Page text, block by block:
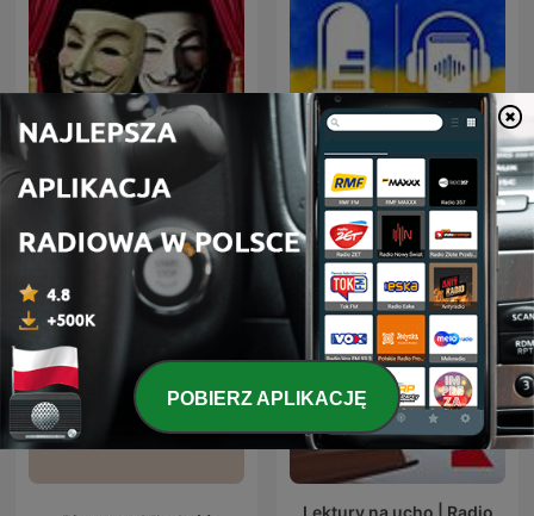
Радиотеатр
(Radiotheater)
Аудіокниги українською
(Студія Калідор та інші)
Lektury na ucho | Radio
POBIERZ APLIKACJĘ